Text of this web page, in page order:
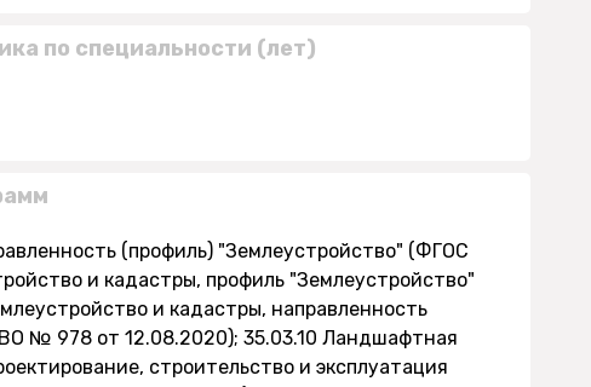
по специальности (лет)
(профиль) "Землеустройство" (ФГОС
и кадастры, профиль "Землеустройство"
и кадастры, направленность
№ 978 от 12.08.2020); 35.03.10 Ландшафтная
строительство и эксплуатация